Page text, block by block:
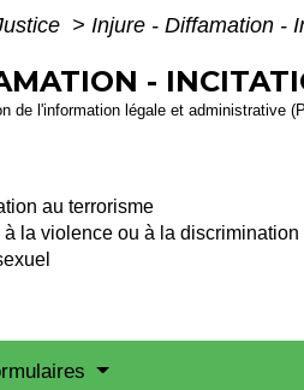
> Injure - Diffamation -
-
de l'information légale et administrative
au terrorisme
à la violence ou à la discrimination